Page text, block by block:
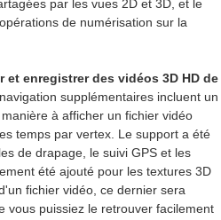
par les vues 2D et 3D, et le
de numérisation sur la
et enregistrer des vidéos 3D HD de
supplémentaires incluent un
à afficher un fichier vidéo
temps par vertex. Le support a été
de drapage, le suivi GPS et les
été ajouté pour les textures 3D
fichier vidéo, ce dernier sera
vous puissiez le retrouver facilement